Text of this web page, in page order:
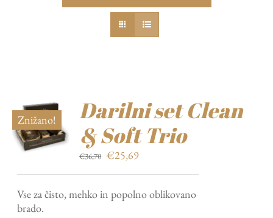
Znižano!
Darilni set Clean
& Soft Trio
€36,70 Izvirna
bila:
€25,69Trenutna
€25,69.
Vse za čisto, mehko in popolno oblikovano
brado.